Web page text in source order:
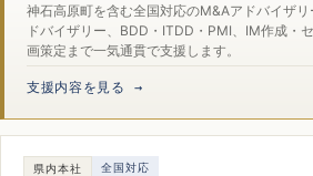
神石高原町を含む全国対応のM&Aアドバイザ
ドバイザリー、BDD・ITDD・PMI、IM作成・
画策定まで一気通貫で支援します。
支援内容を見る →
県内本社 全国対応